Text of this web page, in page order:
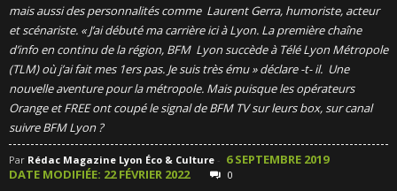
mais aussi des personnalités comme Laurent Gerra, humoriste, acteur
et scénariste. « J’ai débuté ma carrière ici à Lyon. La première chaîne
d’info en continu de la région, BFM Lyon succède à Télé Lyon Métropole
(TLM) où j’ai fait mes 1ers pas. Je suis très ému » déclare -t- il. Une
nouvelle aventure pour la métropole. Mais puisque les opérateurs
Orange et FREE ont coupé le signal de BFM TV sur leurs box, sur canal
suivre BFM Lyon ?
Par Rédac Magazine Lyon Éco & Culture - 6 SEPTEMBRE 2019
DATE MODIFIÉE: 22 FÉVRIER 2022
0